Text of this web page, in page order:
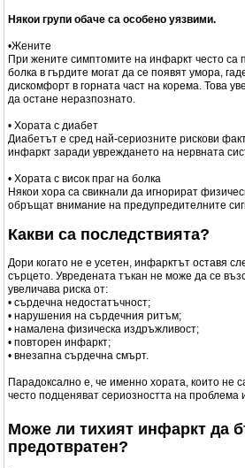
Някои групи обаче са особено уязвими.
•Жените
При жените симптомите на инфаркт често са
болка в гърдите могат да се появят умора,
дискомфорт в горната част на корема. Това
да остане неразпознато.
• Хората с диабет
Диабетът е сред най-сериозните рискови
инфаркт заради увреждането на нервната
• Хората с висок праг на болка
Някои хора са свикнали да игнорират
обръщат внимание на предупредителните
Какви са последствията?
Дори когато не е усетен, инфарктът оставя
сърцето. Увредената тъкан не може да се
увеличава риска от:
• сърдечна недостатъчност;
• нарушения на сърдечния ритъм;
• намалена физическа издръжливост;
• повторен инфаркт;
• внезапна сърдечна смърт.
Парадоксално е, че именно хората, които не
често подценяват сериозността на проблема
Може ли тихият инфаркт да
предотвратен?